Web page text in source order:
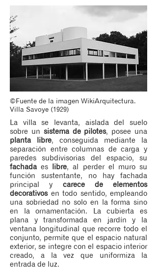
©Fuente de la imagen WikiArquitectura.
Villa Savoye (1929)
La villa se levanta, aislada del suelo
sobre un sistema de pilotes, posee una
planta libre, conseguida mediante la
separación entre columnas de carga y
paredes subdivisorias del espacio, su
fachadaes libre, al perder el muro su
función sustentante, no hay fachada
principal y carece de elementos
decorativosen todo sentido, empleando
una sobriedad no solo en la forma sino
en la ornamentación. La cubierta es
plana y transformada en jardín y la
ventana longitudinal que recorre todo el
conjunto, permite que el espacio natural
exterior, se integre con el espacio interior
creado, a la vez que uniformiza la
entrada de luz.